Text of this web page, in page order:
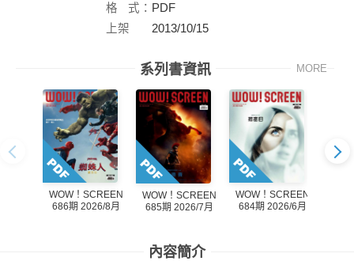
格
式： PDF
上架
2013/10/15
系列書資訊 MORE
WOW！SCREEN
686期 2026/8月
WOW！SCREEN
685期 2026/7月
WOW！SCREEN
684期 2026/6月
內容簡介